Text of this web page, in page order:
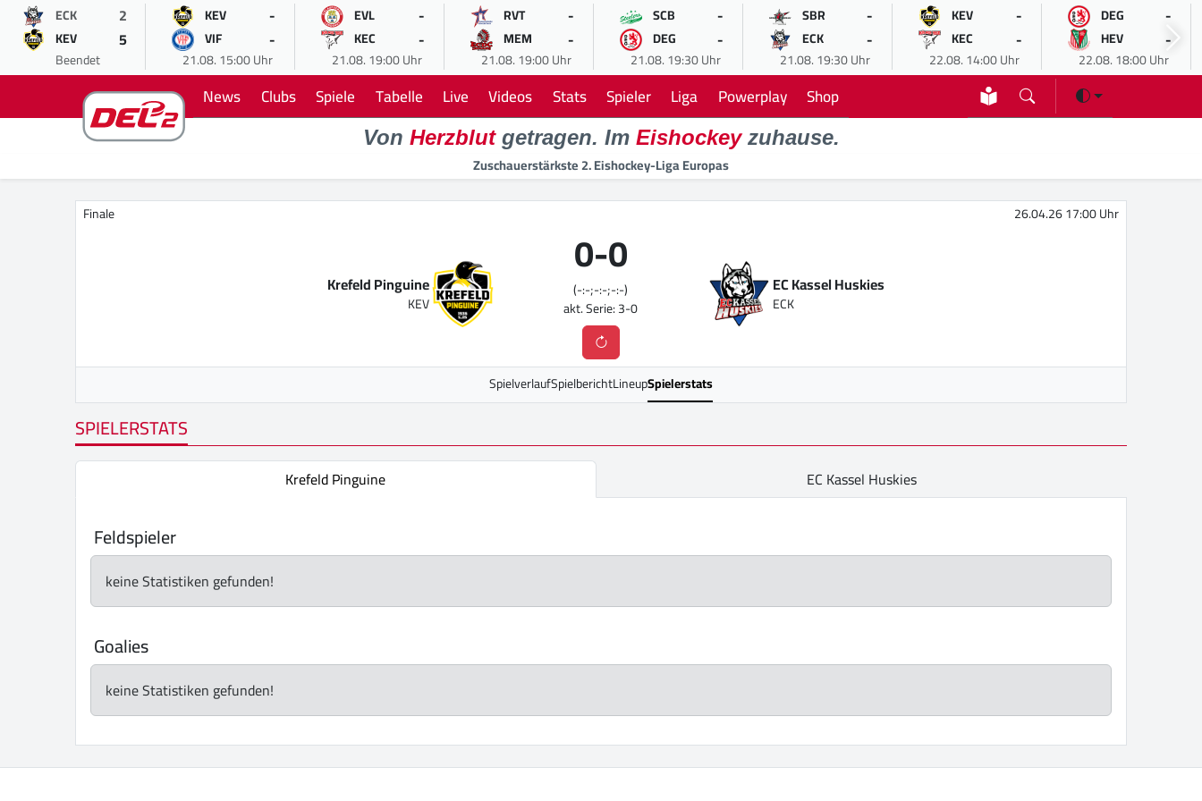
ECK 2
KEV 5
Beendet
KEV -
VIF -
21.08. 15:00 Uhr
EVL -
KEC -
21.08. 19:00 Uhr
RVT -
MEM -
21.08. 19:00 Uhr
SCB -
DEG -
21.08. 19:30 Uhr
SBR -
ECK -
21.08. 19:30 Uhr
KEV -
KEC -
22.08. 14:00 Uhr
DEG -
HEV -
22.08. 18:00 Uhr
News Clubs Spiele Tabelle Live Videos Stats Spieler Liga Powerplay Shop
Von Herzblutgetragen. Im Eishockeyzuhause.
Zuschauerstärkste 2. Eishockey-Liga Europas
Finale 26.04.26 17:00 Uhr
Krefeld Pinguine
KEV
0-0
(-:-;-:-;-:-)
akt. Serie: 3-0
EC Kassel Huskies
ECK
SpielverlaufSpielberichtLineupSpielerstats
SPIELERSTATS
Krefeld Pinguine EC Kassel Huskies
Feldspieler
keine Statistiken gefunden!
Goalies
keine Statistiken gefunden!